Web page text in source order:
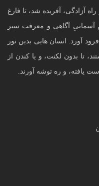
آزادگی، آفریده شد، تا فارغ
آسمانیِ آگاهی و معرفت سیر
آورد. انسان هایی بدین نور
تا بدون لکنت، و یا کندن از
یافته، و ره توشه آورند.